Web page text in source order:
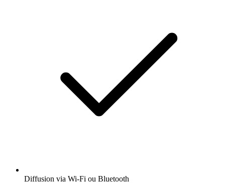
Diffusion via Wi-Fi ou Bluetooth